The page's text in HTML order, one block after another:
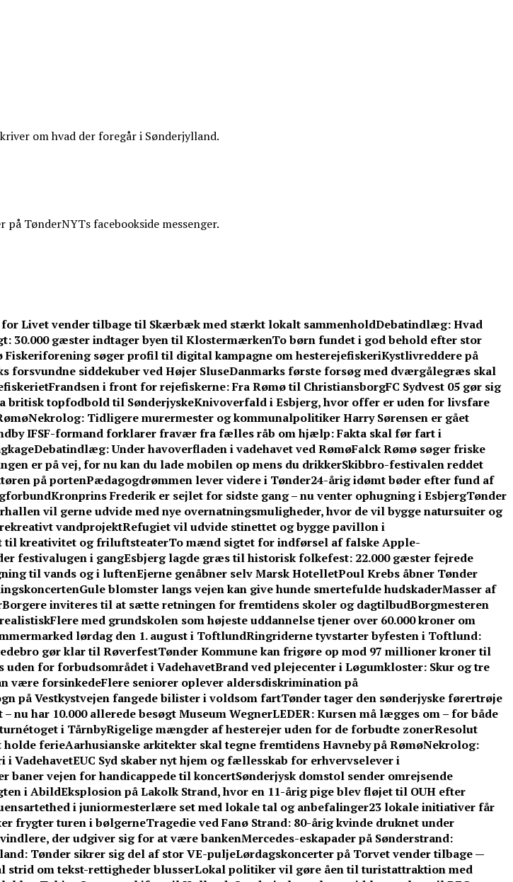
om hvad der foregår i Sønderjylland.
TønderNYTs facebookside messenger.
for Livet vender tilbage til Skærbæk med stærkt lokalt sammenholdDebatindlæg: Hvad
30.000 gæster indtager byen til KlostermærkenTo børn fundet i god behold efter stor
Fiskeriforening søger profil til digital kampagne om hesterejefiskeriKystlivreddere på
forsvundne siddekuber ved Højer SluseDanmarks første forsøg med dværgålegræs skal
Frandsen i front for rejefiskerne: Fra Rømø til ChristiansborgFC Sydvest 05 gør sig
britisk topfodbold til SønderjyskeKnivoverfald i Esbjerg, hvor offer er uden for livsfare
Nekrolog: Tidligere murermester og kommunalpolitiker Harry Sørensen er gået
IFSF-formand forklarer fravær fra fælles råb om hjælp: Fakta skal før fart i
Debatindlæg: Under havoverfladen i vadehavet ved RømøFalck Rømø søger friske
er på vej, for nu kan du lade mobilen op mens du drikkerSkibbro-festivalen reddet
på portenPædagogdrømmen lever videre i Tønder24-årig idømt bøder efter fund af
Kronprins Frederik er sejlet for sidste gang – nu venter ophugning i EsbjergTønder
vil gerne udvide med nye overnatningsmuligheder, hvor de vil bygge natursuiter og
vandprojektRefugiet vil udvide stinettet og bygge pavillon i
til kreativitet og friluftsteaterTo mænd sigtet for indførsel af falske Apple-
festivalugen i gangEsbjerg lagde græs til historisk folkefest: 22.000 gæster fejrede
til vands og i luftenEjerne genåbner selv Marsk HotelletPoul Krebs åbner Tønder
Gule blomster langs vejen kan give hunde smertefulde hudskaderMasser af
Borgere inviteres til at sætte retningen for fremtidens skoler og dagtilbudBorgmesteren
Flere med grundskolen som højeste uddannelse tjener over 60.000 kroner om
lørdag den 1. august i ToftlundRingriderne tyvstarter byfesten i Toftlund:
gør klar til RøverfestTønder Kommune kan frigøre op mod 97 millioner kroner til
uden for forbudsområdet i VadehavetBrand ved plejecenter i Løgumkloster: Skur og tre
være forsinkedeFlere seniorer oplever aldersdiskrimination på
på Vestkystvejen fangede bilister i voldsom fartTønder tager den sønderjyske førertrøje
nu har 10.000 allerede besøgt Museum WegnerLEDER: Kursen må lægges om – for både
i TårnbyRigelige mængder af hesterejer uden for de forbudte zonerResolut
holde ferieAarhusianske arkitekter skal tegne fremtidens Havneby på RømøNekrolog:
i VadehavetEUC Syd skaber nyt hjem og fællesskab for erhvervselever i
baner vejen for handicappede til koncertSønderjysk domstol sender omrejsende
i AbildEksplosion på Lakolk Strand, hvor en 11-årig pige blev fløjet til OUH efter
i juniormesterlære set med lokale tal og anbefalinger23 lokale initiativer får
frygter turen i bølgerneTragedie ved Fanø Strand: 80-årig kvinde druknet under
der udgiver sig for at være bankenMercedes-eskapader på Sønderstrand:
Tønder sikrer sig del af stor VE-puljeLørdagskoncerter på Torvet vender tilbage —
strid om tekst-rettigheder blusserLokal politiker vil gøre åen til turistattraktion med